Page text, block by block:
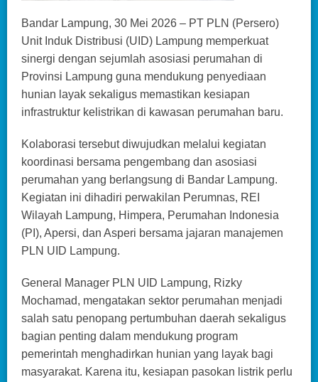
Bandar Lampung, 30 Mei 2026 – PT PLN (Persero)
Unit Induk Distribusi (UID) Lampung memperkuat
sinergi dengan sejumlah asosiasi perumahan di
Provinsi Lampung guna mendukung penyediaan
hunian layak sekaligus memastikan kesiapan
infrastruktur kelistrikan di kawasan perumahan baru.
Kolaborasi tersebut diwujudkan melalui kegiatan
koordinasi bersama pengembang dan asosiasi
perumahan yang berlangsung di Bandar Lampung.
Kegiatan ini dihadiri perwakilan Perumnas, REI
Wilayah Lampung, Himpera, Perumahan Indonesia
(PI), Apersi, dan Asperi bersama jajaran manajemen
PLN UID Lampung.
General Manager PLN UID Lampung, Rizky
Mochamad, mengatakan sektor perumahan menjadi
salah satu penopang pertumbuhan daerah sekaligus
bagian penting dalam mendukung program
pemerintah menghadirkan hunian yang layak bagi
masyarakat. Karena itu, kesiapan pasokan listrik perlu